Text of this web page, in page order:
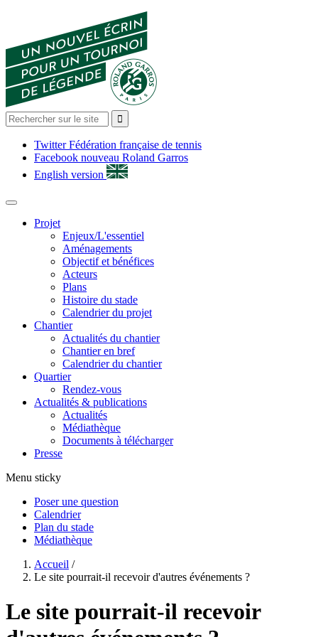
Formulaire de recherche 
Twitter Fédération française de tennis
Facebook nouveau Roland Garros
English version
Projet
Enjeux/L'essentiel
Aménagements
Objectif et bénéfices
Acteurs
Plans
Histoire du stade
Calendrier du projet
Chantier
Actualités du chantier
Chantier en bref
Calendrier du chantier
Quartier
Rendez-vous
Actualités & publications
Actualités
Médiathèque
Documents à télécharger
Presse
Menu sticky
Poser une question
Calendrier
Plan du stade
Médiathèque
Vous êtes ici
Accueil /
Le site pourrait-il recevoir d'autres événements ?
Le site pourrait-il recevoir